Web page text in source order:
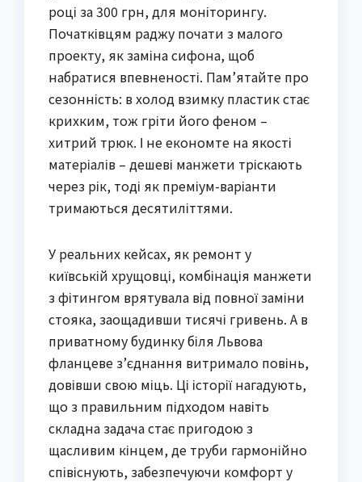
році за 300 грн, для моніторингу.
Початківцям раджу почати з малого
проекту, як заміна сифона, щоб
набратися впевненості. Пам’ятайте про
сезонність: в холод взимку пластик стає
крихким, тож гріти його феном –
хитрий трюк. І не економте на якості
матеріалів – дешеві манжети тріскають
через рік, тоді як преміум-варіанти
тримаються десятиліттями.
У реальних кейсах, як ремонт у
київській хрущовці, комбінація манжети
з фітингом врятувала від повної заміни
стояка, заощадивши тисячі гривень. А в
приватному будинку біля Львова
фланцеве з’єднання витримало повінь,
довівши свою міць. Ці історії нагадують,
що з правильним підходом навіть
складна задача стає пригодою з
щасливим кінцем, де труби гармонійно
співіснують, забезпечуючи комфорт у